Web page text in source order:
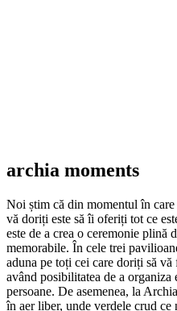
archia moments
Noi știm că din momentul în care
vă doriți este să îi oferiți tot ce
este de a crea o ceremonie plină
memorabile. În cele trei
aduna pe toți cei care doriți să
având posibilitatea de a
persoane. De asemenea, la
în aer liber, unde verdele crud